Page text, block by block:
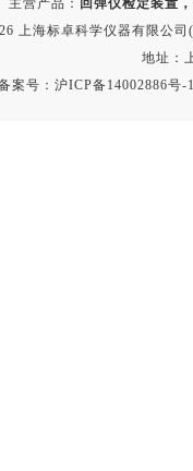
主营产品： 回弹仪检定装置
上海标卓科学仪器有限公
地址：
案号：沪ICP备14002886号-